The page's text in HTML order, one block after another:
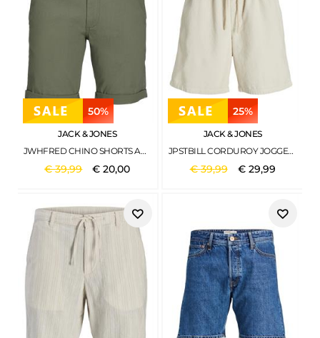
50%
JACK & JONES
JWHFRED CHINO SHORTS AKM SRT SN DEEP LICHEN GREEN
€39,99 €20,00
25%
JACK & JONES
JPSTBILL CORDUROY JOGGER SHORTS REG SN MOONBEAM
€39,99 € 29,99